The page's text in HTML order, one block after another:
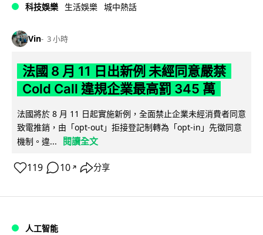
科技娛樂 生活娛樂 城中熱話
Vin 3 小時
法國 8 月 11 日出新例 未經同意嚴禁
Cold Call 違規企業最高罰 345 萬
法國將於 8 月 11 日起實施新例，全面禁止企業未經消費者同意
致電推銷，由「opt-out」拒接登記制轉為「opt-in」先徵同意
機制。違...
閱讀全文
119 10 ↗ 分享
人工智能